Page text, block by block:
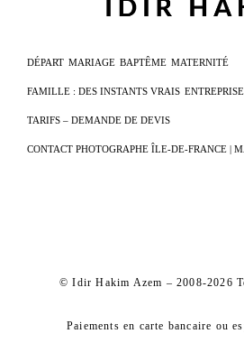
DÉPART MARIAGE BAPTÊME MATERNITÉ
FAMILLE : DES INSTANTS VRAIS ENTREPRISE
TARIFS – DEMANDE DE DEVIS
CONTACT PHOTOGRAPHE ÎLE-DE-FRANCE |
© Idir Hakim Azem – 2008-2026
Paiements en carte bancaire ou